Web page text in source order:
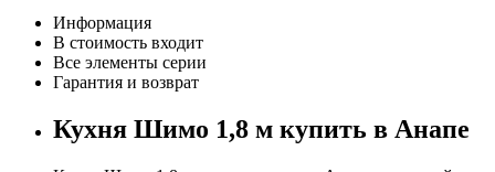
Информация
В стоимость входит
Все элементы серии
Гарантия и возврат
Кухня Шимо 1,8 м купить в Анапе